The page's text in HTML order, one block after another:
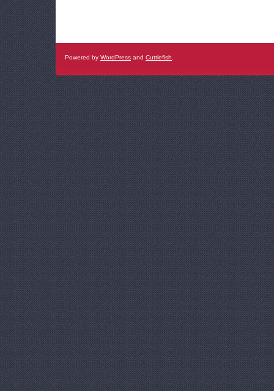
Powered by WordPress and Cuttlefish